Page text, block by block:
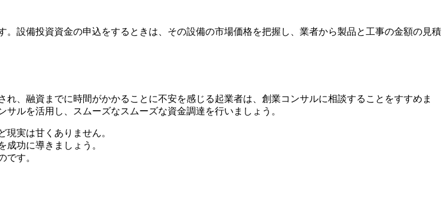
設備投資資金の申込をするときは、その設備の市場価格を把握し、業者から製品と工事の金額の見積
、融資までに時間がかかることに不安を感じる起業者は、創業コンサルに相談することをすすめま
ルを活用し、スムーズなスムーズな資金調達を行いましょう。
実は甘くありません。
成功に導きましょう。
です。